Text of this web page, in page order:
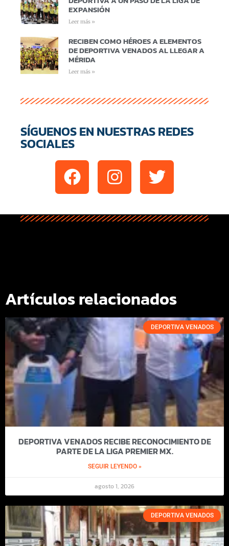
EXPANSIÓN
Leer más »
RECIBEN COMO HÉROES A ELEMENTOS
DE DEPORTIVA VENADOS AL LLEGAR A
MÉRIDA
Leer más »
SÍGUENOS EN NUESTRAS REDES
SOCIALES
Artículos relacionados
DEPORTIVA VENADOS
DEPORTIVA VENADOS RECIBE RECONOCIMIENTO DE
PARTE DE LA LIGA PREMIER MX.
SEGUIR LEYENDO »
agosto 1, 2026
DEPORTIVA VENADOS